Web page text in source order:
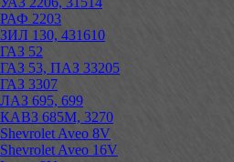
РАФ 2203
ЗИЛ 130, 431610
ГАЗ 52
ГАЗ 53, ПАЗ 33205
ГАЗ 3307
ЛАЗ 695, 699
КАВЗ 685М, 3270
Shevrolet Aveo 8V
Shevrolet Aveo 16V